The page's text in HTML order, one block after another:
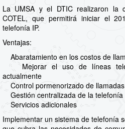
La UMSA y el DTIC realizaron la
COTEL, que permitirá iniciar el
telefonía IP.
Ventajas:
Abaratamiento en los costos de
Mejorar el uso de líneas
actualmente
Control pormenorizado de
Gestión centralizada de la telefonía
Servicios adicionales
Implementar un sistema de telefonía